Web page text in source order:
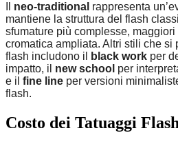
neo-traditional rappresenta
mantiene la struttura del flash
sfumature più complesse,
cromatica ampliata. Altri stili che si
flash includono il
black work per
impatto, il new school per
e il fine line per versioni
flash.
Costo dei Tatuaggi Flash